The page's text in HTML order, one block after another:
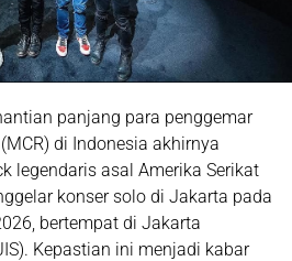
panjang para penggemar
di Indonesia akhirnya
legendaris asal Amerika Serikat
konser solo di Jakarta pada
, bertempat di Jakarta
. Kepastian ini menjadi kabar